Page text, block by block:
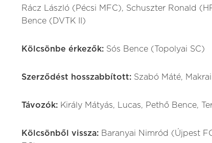
Rácz László (Pécsi MFC), Schuszter Ronald
Bence (DVTK II)
Kölcsönbe érkezők: Sós Bence (Topolyai SC)
Szerződést hosszabbított: Szabó Máté,
Távozók: Király Mátyás, Lucas, Pethő Bence,
Kölcsönből vissza: Baranyai Nimród (Újpest